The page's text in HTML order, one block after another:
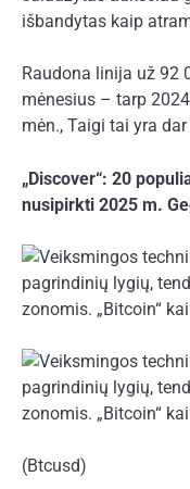
išbandytas kaip
Raudona linija už 92
mėnesius – tarp
mėn., Taigi tai yra
„Discover“: 20
nusipirkti 2025 m.
(Btcusd)